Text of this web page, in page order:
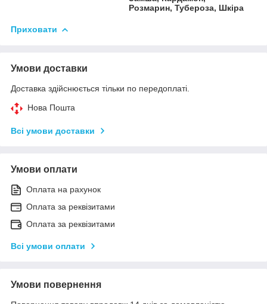
Розмарин, Тубероза, Шкіра
Приховати
Умови доставки
Доставка здійснюється тільки по передоплаті.
Нова Пошта
Всі умови доставки
Умови оплати
Оплата на рахунок
Оплата за реквізитами
Оплата за реквізитами
Всі умови оплати
Умови повернення